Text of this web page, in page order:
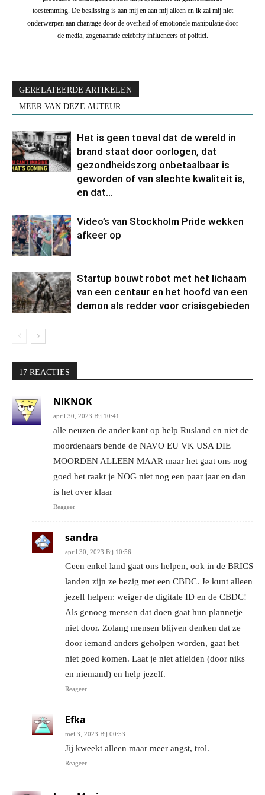
toestemming. De beslissing is aan mij en aan mij alleen en ik zal mij niet
onderwerpen aan chantage door de overheid of emotionele manipulatie door
de media, zogenaamde celebrity influencers of politici.
GERELATEERDE ARTIKELEN
MEER VAN DEZE AUTEUR
Het is geen toeval dat de wereld in
brand staat door oorlogen, dat
gezondheidszorg onbetaalbaar is
geworden of van slechte kwaliteit is,
en dat...
Video’s van Stockholm Pride wekken
afkeer op
Startup bouwt robot met het lichaam
van een centaur en het hoofd van een
demon als redder voor crisisgebieden
17 REACTIES
NIKNOK
april 30, 2023 Bij 10:41
alle neuzen de ander kant op help Rusland en niet de
moordenaars bende de NAVO EU VK USA DIE
MOORDEN ALLEEN MAAR maar het gaat ons nog
goed het raakt je NOG niet nog een paar jaar en dan
is het over klaar
Reageer
sandra
april 30, 2023 Bij 10:56
Geen enkel land gaat ons helpen, ook in de BRICS
landen zijn ze bezig met een CBDC. Je kunt alleen
jezelf helpen: weiger de digitale ID en de CBDC!
Als genoeg mensen dat doen gaat hun plannetje
niet door. Zolang mensen blijven denken dat ze
door iemand anders geholpen worden, gaat het
niet goed komen. Laat je niet afleiden (door niks
en niemand) en help jezelf.
Reageer
Efka
mei 3, 2023 Bij 00:53
Jij kweekt alleen maar meer angst, trol.
Reageer